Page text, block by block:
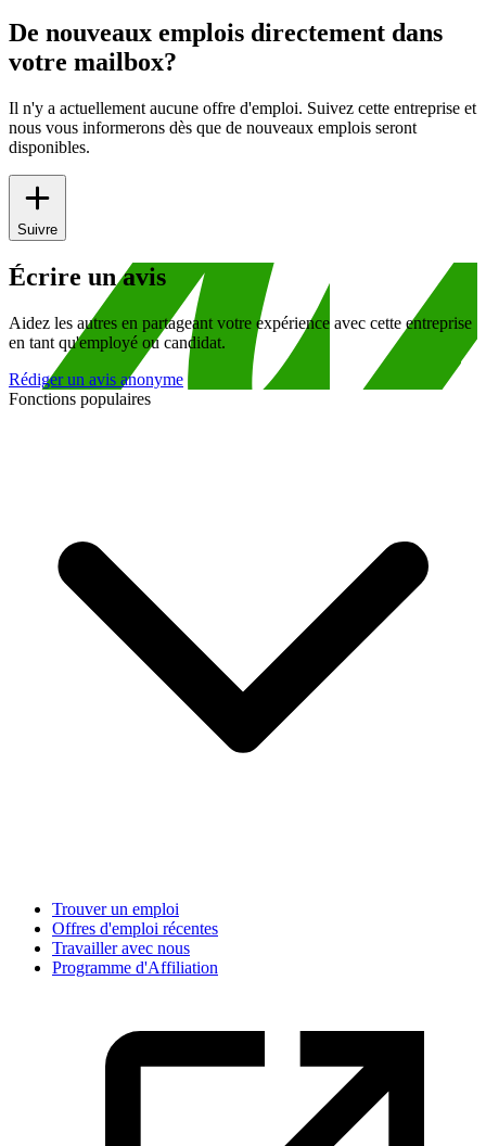
De nouveaux emplois directement dans
votre mailbox?
Il n'y a actuellement aucune offre d'emploi. Suivez cette entreprise et
nous vous informerons dès que de nouveaux emplois seront
disponibles.
Suivre
Écrire un avis
Aidez les autres en partageant votre expérience avec cette entreprise
en tant qu'employé ou candidat.
Rédiger un avis anonyme
Fonctions populaires
Trouver un emploi
Offres d'emploi récentes
Travailler avec nous
Programme d'Affiliation